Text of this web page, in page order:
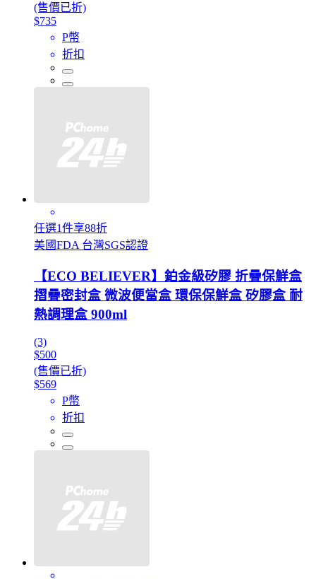
(售價已折)
$735
P幣
折扣
任選1件享88折
美國FDA 台灣SGS認證
【ECO BELIEVER】鉑金級矽膠 折疊保鮮盒
摺疊密封盒 微波便當盒 環保保鮮盒 矽膠盒 耐
熱調理盒 900ml
(3)
$500
(售價已折)
$569
P幣
折扣